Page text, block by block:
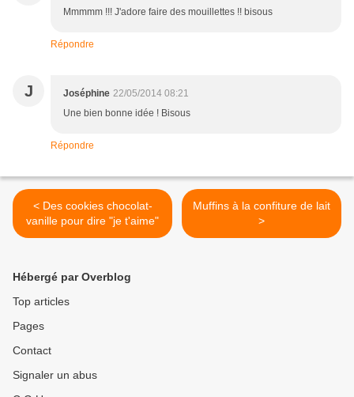
Mmmmm !!! J'adore faire des mouillettes !! bisous
Répondre
J Joséphine 22/05/2014 08:21
Une bien bonne idée ! Bisous
Répondre
< Des cookies chocolat-
vanille pour dire "je t'aime"
Muffins à la confiture de lait
>
Hébergé par Overblog
Top articles
Pages
Contact
Signaler un abus